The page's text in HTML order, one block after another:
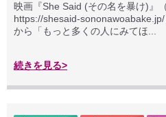
映画『She Said (その名を暴け)
https://shesaid-
から「もっと多くの人にみてほ...
続きを見る>